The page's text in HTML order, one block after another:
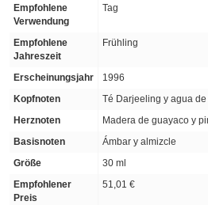
Empfohlene
Verwendung
Tag
Empfohlene
Jahreszeit
Frühling
Erscheinungsjahr
1996
Kopfnoten
Té Darjeeling y agua de
Herznoten
Madera de guayaco y
Basisnoten
Ámbar y almizcle
Größe
30 ml
Empfohlener
Preis
51,01 €